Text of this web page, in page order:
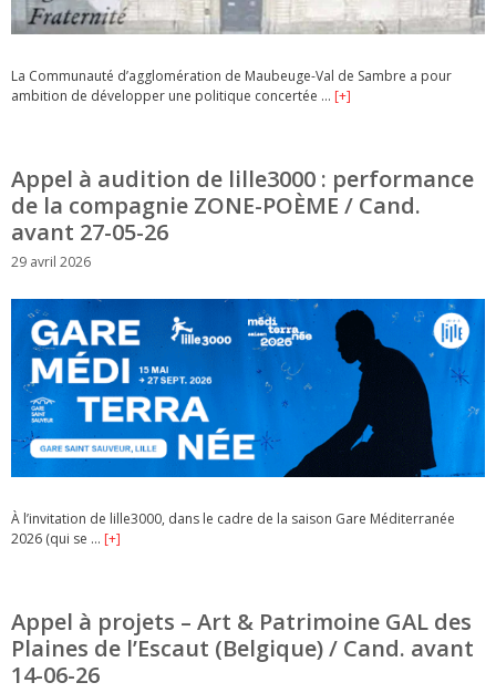
La Communauté d’agglomération de Maubeuge-Val de Sambre a pour
ambition de développer une politique concertée … [+]
Appel à audition de lille3000 : performance
de la compagnie ZONE-POÈME / Cand.
avant 27-05-26
29 avril 2026
À l’invitation de lille3000, dans le cadre de la saison Gare Méditerranée
2026 (qui se … [+]
Appel à projets – Art & Patrimoine GAL des
Plaines de l’Escaut (Belgique) / Cand. avant
14-06-26